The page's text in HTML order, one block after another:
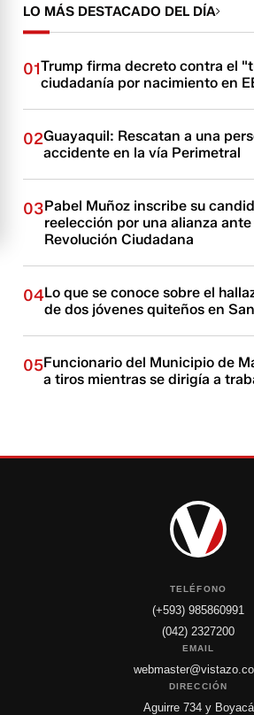
LO MÁS DESTACADO DEL DÍA
01Trump firma decreto contra el
ciudadanía por nacimiento en
02Guayaquil: Rescatan a una
accidente en la vía Perimetral
03Pabel Muñoz inscribe su
reelección por una alianza
Revolución Ciudadana
04Lo que se conoce sobre el
de dos jóvenes quiteños en
05Funcionario del Municipio de
a tiros mientras se dirigía a
TELÉFONO
(+593) 985860991
(042) 2327200
EMAIL
DIRECCIÓN
Aguirre 734 y Boyacá